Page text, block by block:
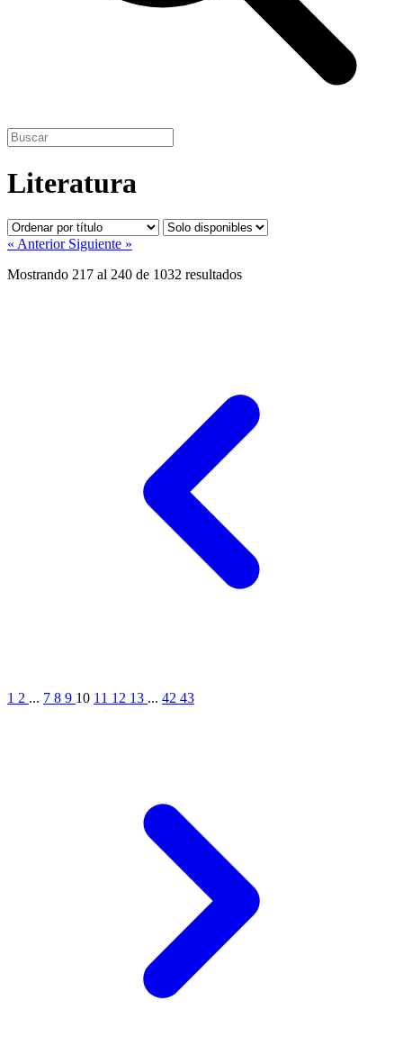
Literatura
« Anterior Siguiente »
Mostrando 217 al 240 de 1032 resultados
1 2 ... 7 8 9 10 11 12 13 ... 42 43